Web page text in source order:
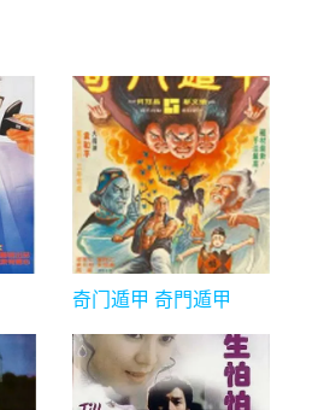
奇门遁甲 奇門遁甲